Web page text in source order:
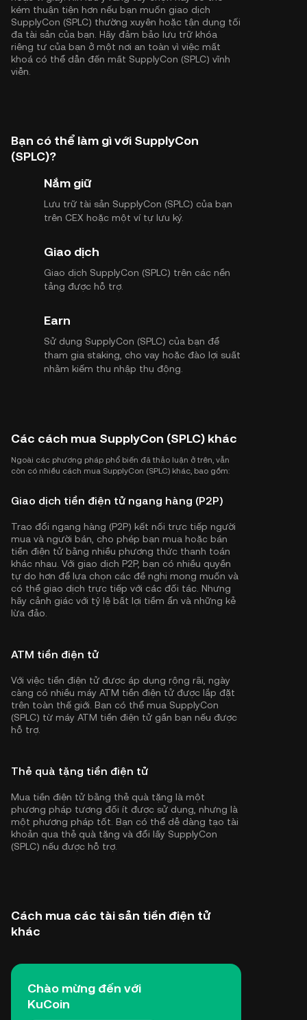
kém thuận tiện hơn nếu bạn muốn giao dịch
SupplyCon (SPLC) thường xuyên hoặc tận dụng tối
đa tài sản của bạn. Hãy đảm bảo lưu trữ khóa
riêng tư của bạn ở một nơi an toàn vì việc mất
khoá có thể dẫn đến mất SupplyCon (SPLC) vĩnh
viễn.
Bạn có thể làm gì với SupplyCon
(SPLC)?
Nắm giữ
Lưu trữ tài sản SupplyCon (SPLC) của bạn
trên CEX hoặc một ví tự lưu ký.
Giao dịch
Giao dịch SupplyCon (SPLC) trên các nền
tảng được hỗ trợ.
Earn
Sử dụng SupplyCon (SPLC) của bạn để
tham gia staking, cho vay hoặc đào lợi suất
nhằm kiếm thu nhập thụ động.
Các cách mua SupplyCon (SPLC) khác
Ngoài các phương pháp phổ biến đã thảo luận ở trên, vẫn
còn có nhiều cách mua SupplyCon (SPLC) khác, bao gồm:
Giao dịch tiền điện tử ngang hàng (P2P)
Trao đổi ngang hàng (P2P) kết nối trực tiếp người
mua và người bán, cho phép bạn mua hoặc bán
tiền điện tử bằng nhiều phương thức thanh toán
khác nhau. Với giao dịch P2P, bạn có nhiều quyền
tự do hơn để lựa chọn các đề nghị mong muốn và
có thể giao dịch trực tiếp với các đối tác. Nhưng
hãy cảnh giác với tỷ lệ bất lợi tiềm ẩn và những kẻ
lừa đảo.
ATM tiền điện tử
Với việc tiền điện tử được áp dụng rộng rãi, ngày
càng có nhiều máy ATM tiền điện tử được lắp đặt
trên toàn thế giới. Bạn có thể mua SupplyCon
(SPLC) từ máy ATM tiền điện tử gần bạn nếu được
hỗ trợ.
Thẻ quà tặng tiền điện tử
Mua tiền điện tử bằng thẻ quà tặng là một
phương pháp tương đối ít được sử dụng, nhưng là
một phương pháp tốt. Bạn có thể dễ dàng tạo tài
khoản qua thẻ quà tặng và đổi lấy SupplyCon
(SPLC) nếu được hỗ trợ.
Cách mua các tài sản tiền điện tử
khác
Chào mừng đến với
KuCoin